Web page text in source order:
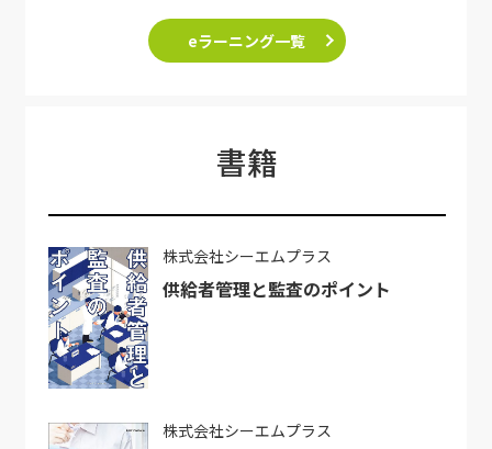
eラーニング一覧
書籍
株式会社シーエムプラス
供給者管理と監査のポイント
株式会社シーエムプラス